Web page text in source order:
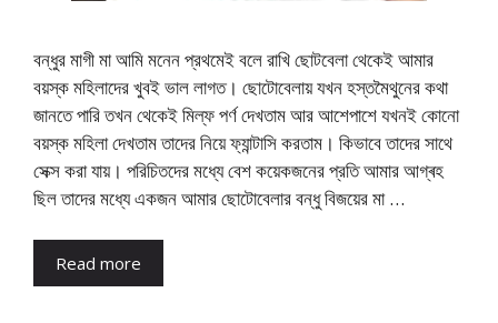
বন্ধুর মাগী মা আমি মনেন প্রথমেই বলে রাখি ছোটবেলা থেকেই আমার
বয়স্ক মহিলাদের খুবই ভাল লাগত। ছোটোবেলায় যখন হস্তমৈথুনের কথা
জানতে পারি তখন থেকেই মিল্ফ পর্ণ দেখতাম আর আশেপাশে যখনই কোনো
বয়স্ক মহিলা দেখতাম তাদের নিয়ে ফ্যান্টাসি করতাম। কিভাবে তাদের সাথে
সেক্স করা যায়। পরিচিতদের মধ্যে বেশ কয়েকজনের প্রতি আমার আগ্ৰহ
ছিল তাদের মধ্যে একজন আমার ছোটোবেলার বন্ধু বিজয়ের মা …
Read more